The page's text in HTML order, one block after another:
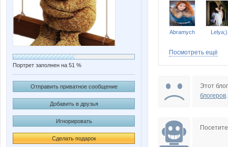
Портрет заполнен на 51 %
Отправить приватное сообщение
Добавить в друзья
Игнорировать
Сделать подарок
Abramych Lelya;)
Фарфор
Посмотреть ещё
Этот
блогеров.